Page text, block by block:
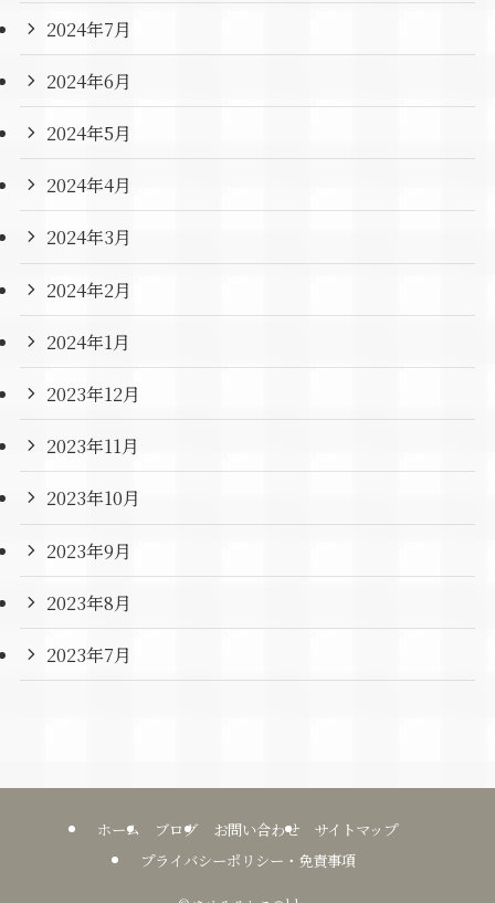
2024年7月
2024年6月
2024年5月
2024年4月
2024年3月
2024年2月
2024年1月
2023年12月
2023年11月
2023年10月
2023年9月
2023年8月
2023年7月
ホーム ブログ お問い合わせ
サイトマップ
プライバシーポリシー・免責事項